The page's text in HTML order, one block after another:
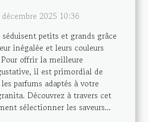
2025 10:36
petits et grands grâce
inégalée et leurs couleurs
offrir la meilleure
il est primordial de
parfums adaptés à votre
Découvrez à travers cet
sélectionner les saveurs...